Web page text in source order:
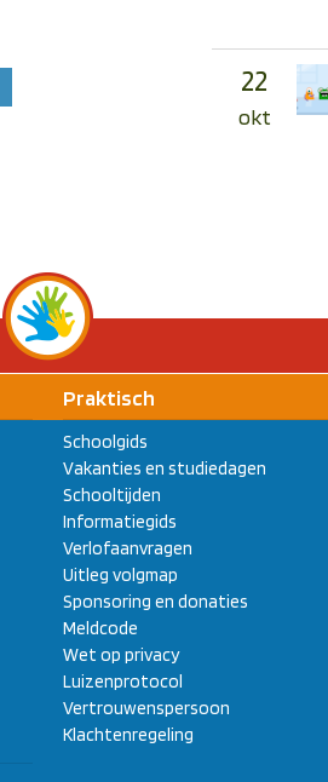
Vacature oudergeleding
22
okt
Praktisch
Schoolgids
Vakanties en studiedagen
Schooltijden
Informatiegids
Verlofaanvragen
Uitleg volgmap
Sponsoring en donaties
Meldcode
Wet op privacy
Luizenprotocol
Vertrouwenspersoon
Klachtenregeling